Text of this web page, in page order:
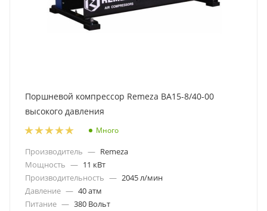
Поршневой компрессор Remeza ВА15-8/40-00
высокого давления
Много
Производитель — Remeza
Мощность — 11 кВт
Производительность — 2045 л/мин
Давление — 40 атм
Питание — 380 Вольт